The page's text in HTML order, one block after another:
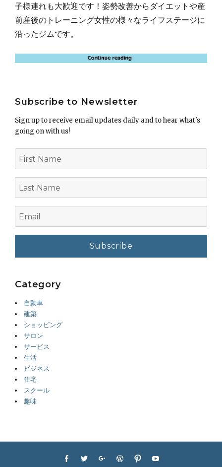
子様連れも大歓迎です！姿勢改善からダイエットや産
前産後のトレーニング女性の様々なライフステージに
沿ったジムです。
Subscribe to Newsletter
Sign up to receive email updates daily and to hear what's
going on with us!
First
Name
Name
Category
自動車
建築
ショッピング
サロン
サービス
生活
ビジネス
住宅
スクール
趣味
Facebook
Twitter GoogleplusWordPress
Pinterest